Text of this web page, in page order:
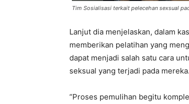
Tim Sosialisasi terkait pelecehan sexsual
Lanjut dia menjelaskan, dalam
memberikan pelatihan yang
dapat menjadi salah satu cara
seksual yang terjadi pada mereka.
“Proses pemulihan begitu